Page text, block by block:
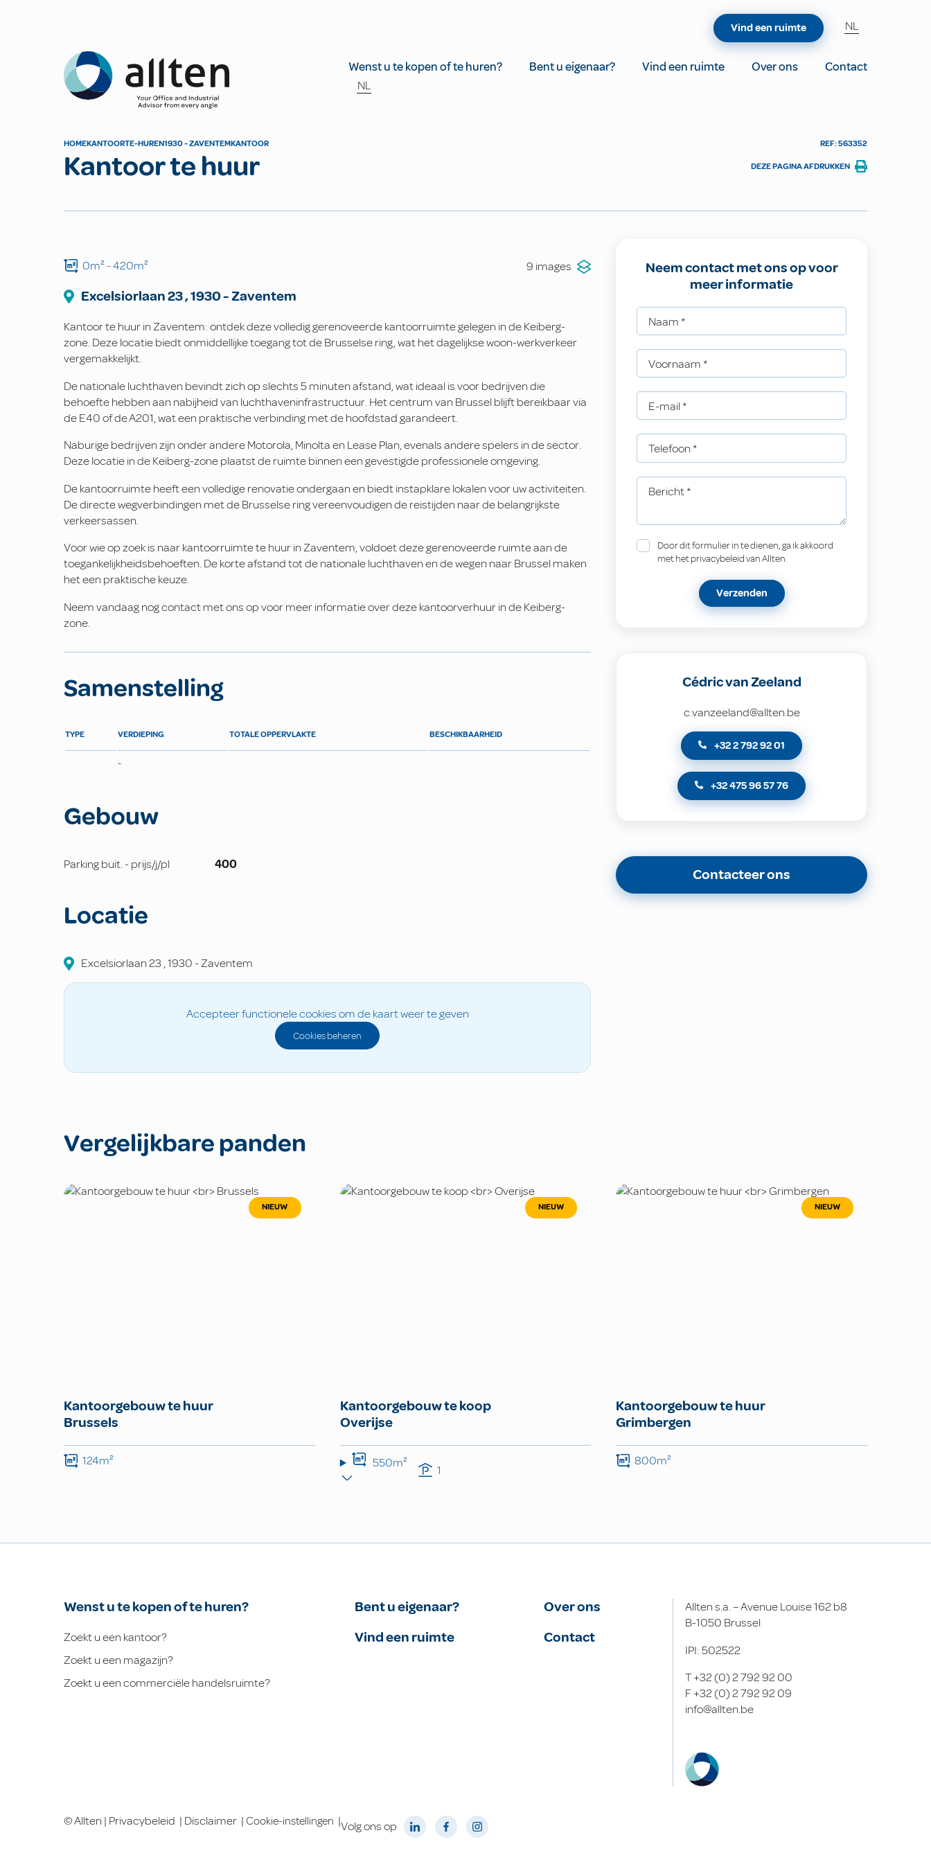
Allten
Wenst u te kopen of te huren? Bent u eigenaar? Vind een ruimte Over ons
Contact
NL
Vind een ruimte NL
HOMEKANTOORTE-HUREN1930 - ZAVENTEMKANTOOR
Kantoor te huur
REF: 563352
DEZE PAGINA AFDRUKKEN
0m²- 420m² 9 images
Excelsiorlaan23,1930-Zaventem
Kantoor te huur in Zaventem: ontdek deze volledig gerenoveerde kantoorruimte gelegen in de Keiberg-
zone. Deze locatie biedt onmiddellijke toegang tot de Brusselse ring, wat het dagelijkse woon-werkverkeer
vergemakkelijkt.
De nationale luchthaven bevindt zich op slechts 5 minuten afstand, wat ideaal is voor bedrijven die
behoefte hebben aan nabijheid van luchthaveninfrastructuur. Het centrum van Brussel blijft bereikbaar via
de E40 of de A201, wat een praktische verbinding met de hoofdstad garandeert.
Naburige bedrijven zijn onder andere Motorola, Minolta en Lease Plan, evenals andere spelers in de sector.
Deze locatie in de Keiberg-zone plaatst de ruimte binnen een gevestigde professionele omgeving.
De kantoorruimte heeft een volledige renovatie ondergaan en biedt instapklare lokalen voor uw activiteiten.
De directe wegverbindingen met de Brusselse ring vereenvoudigen de reistijden naar de belangrijkste
verkeersassen.
Voor wie op zoek is naar kantoorruimte te huur in Zaventem, voldoet deze gerenoveerde ruimte aan de
toegankelijkheidsbehoeften. De korte afstand tot de nationale luchthaven en de wegen naar Brussel maken
het een praktische keuze.
Neem vandaag nog contact met ons op voor meer informatie over deze kantoorverhuur in de Keiberg-
zone.
Samenstelling
TYPE VERDIEPING TOTALE OPPERVLAKTE BESCHIKBAARHEID
-
Gebouw
Parking buit. - prijs/j/pl 400
Locatie
Excelsiorlaan23 ,1930-Zaventem
Accepteer functionele cookies om de kaart weer te geven
Cookies beheren
Neem contact met ons op voor
meer informatie
Naam *
Voornaam *
E-mail *
Telefoon *
Bericht*
Door dit formulier in te dienen, ga ik akkoord
met het privacybeleid van Allten.
Verzenden
Cédric van Zeeland
c.vanzeeland@allten.be
+32 2 792 92 01
+32 475 96 57 76
Contacteer ons
Vergelijkbare panden
NIEUW
Kantoorgebouw te huur
Brussels
124m²
NIEUW
Kantoorgebouw te koop
Overijse
550m² 1
NIEUW
Kantoorgebouw te huur
Grimbergen
800m²
Wenst u te kopen of te huren?
Zoekt u een kantoor?
Zoekt u een magazijn?
Zoekt u een commerciële handelsruimte?
Bent u eigenaar?
Vind een ruimte
Over ons
Contact
Allten s.a. – Avenue Louise 162 b8
B-1050 Brussel
IPI: 502522
T+32 (0) 2 792 92 00
F+32 (0) 2 792 92 09
info@allten.be
© Allten | Privacybeleid | Disclaimer | Cookie-instellingen |Volg ons op